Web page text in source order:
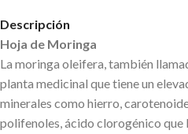
Descripción
Hoja de Moringa
La moringa oleifera, también
planta medicinal que tiene un
minerales como hierro,
polifenoles, ácido clorogénico que